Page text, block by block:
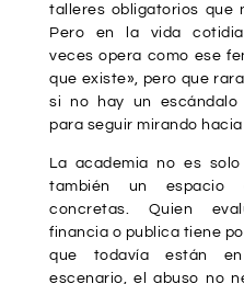
talleres obligatorios que
Pero en la vida
veces opera como ese
que existe», pero que
si no hay un escándalo
para seguir mirando
La academia no es
también un espacio
concretas. Quien
financia o publica tiene
que todavía están
escenario, el abuso no